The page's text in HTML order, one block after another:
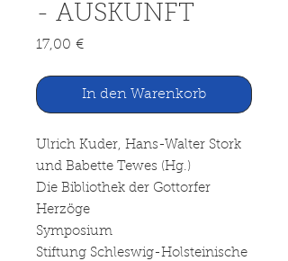
- AUSKUNFT
17,00 €Preis
In den Warenkorb
Ulrich Kuder, Hans-Walter Stork
und Babette Tewes (Hg.)
Die Bibliothek der Gottorfer
Herzöge
Symposium
Stiftung Schleswig-Holsteinische